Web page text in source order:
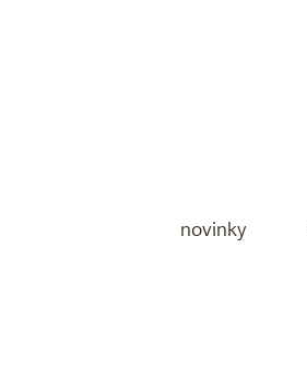
novinky